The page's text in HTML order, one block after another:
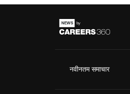
नवीनतम समाचार